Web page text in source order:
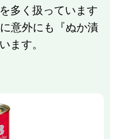
多く扱っています
意外にも『ぬか漬
ます。